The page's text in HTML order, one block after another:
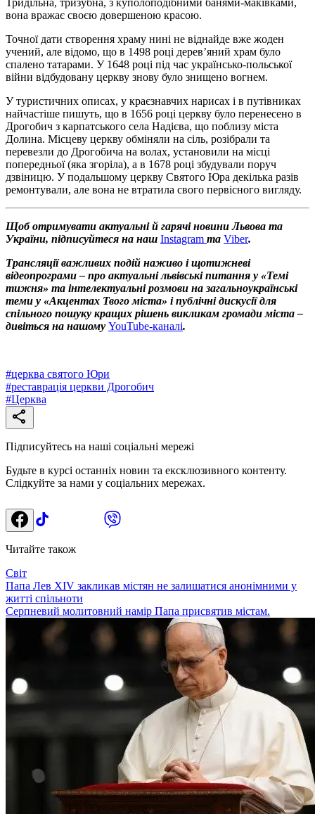
вона вражає своєю довершеною красою.
Точної дати створення храму нині не віднайде вже жоден
учений, але відомо, що в 1498 році дерев’яний храм було
спалено татарами. У 1648 році під час українсько-польської
війни відбудовану церкву знову було знищено вогнем.
У туристичних описах, у краєзнавчих нарисах і в путівниках
найчастіше пишуть, що в 1656 році церкву було перенесено в
Дрогобич з карпатського села Надієва, що поблизу міста
Долина. Місцеву церкву обміняли на сіль, розібрали та
перевезли до Дрогобича на волах, установили на місці
попередньої (яка згоріла), а в 1678 році збудували поруч
дзвіницю. У подальшому церкву Святого Юра декілька разів
ремонтували, але вона не втратила свого первісного вигляду.
Щоб отримувати актуальні й гарячі новини Львова та
України, підписуйтеся на наш Instagram та Viber.
Трансляції важливих подій наживо і щотижневі
відеопрограми – про актуальні львівські питання у «Темі
тижня» та інтелектуальні розмови на загальноукраїнські
теми у «Акцентах Твого міста» і публічні дискусії для
спільного пошуку кращих рішень викликам громади міста –
дивіться на нашому YouTube-каналі.
#церква святого Юри
#реставрація церкви Дрогобич
#Церква
Підписуйтесь на наші соціальні мережі
Будьте в курсі останніх новин та ексклюзивного контенту.
Слідкуйте за нами у соціальних мережах.
Читайте також
Світ
Папа Лев XIV закликав містян не залишатися анонімними у
житті спільноти
Серпневий молитовний намір Папа присвятив містам.